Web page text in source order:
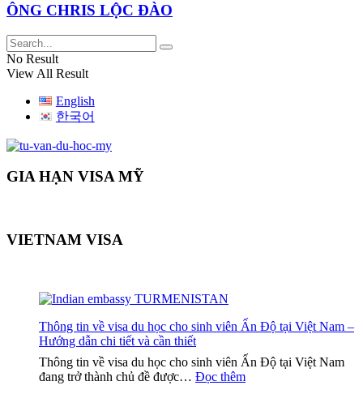
ÔNG CHRIS LỘC ĐÀO
No Result
View All Result
English
한국어
GIA HẠN VISA MỸ
VIETNAM VISA
Thông tin về visa du học cho sinh viên Ấn Độ tại Việt Nam –
Hướng dẫn chi tiết và cần thiết
Thông tin về visa du học cho sinh viên Ấn Độ tại Việt Nam
đang trở thành chủ đề được… Đọc thêm: